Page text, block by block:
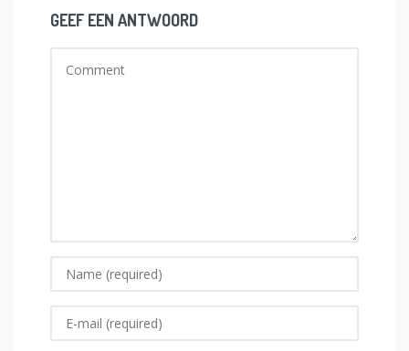
GEEF EEN ANTWOORD